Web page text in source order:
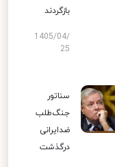
بازگردند
1405/04/
25
سناتور
جنگ‌طلب
ضدایرانی
درگذشت